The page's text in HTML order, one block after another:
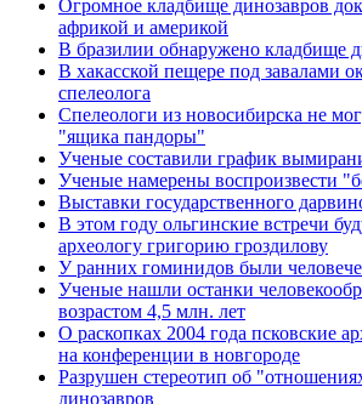
Огромное кладбище динозавров
африкой и америкой
В бразилии обнаружено кладбище
В хакасской пещере под завалами
спелеолога
Спелеологи из новосибирска не
"ящика пандоры"
Ученые составили график
Ученые намерены воспроизвести
Выставки государственного
В этом году ольгинские встречи
археологу григорию гроздилову
У ранних гоминидов были
Ученые нашли останки
возрастом 4,5 млн. лет
О раскопках 2004 года псковские
на конференции в новгороде
Разрушен стереотип об
динозавров